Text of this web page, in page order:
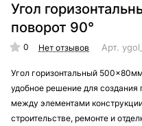
Угол
поворот 90°
0 Нет отзывов Арт.
Угол горизонтальный
удобное решение для создания
между элементами
строительстве, ремонте и